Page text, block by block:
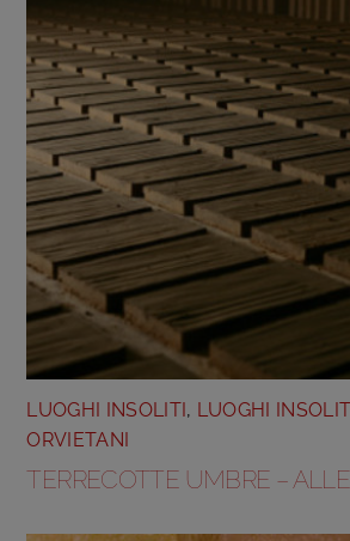
LUOGHI INSOLITI, LUOGHI
ORVIETANI
TERRECOTTE UMBRE –